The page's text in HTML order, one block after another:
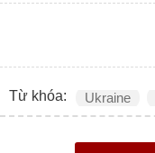
Từ khóa: Ukraine